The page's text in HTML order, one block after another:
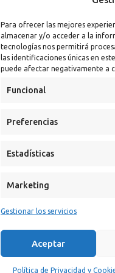
Para ofrecer las mejores
almacenar y/o acceder a la
tecnologías nos permitirá
las identificaciones únicas en
puede afectar negativamente a
Funcional
Preferencias
Estadísticas
Marketing
Gestionar los servicios
Aceptar
Política de Privacidad y